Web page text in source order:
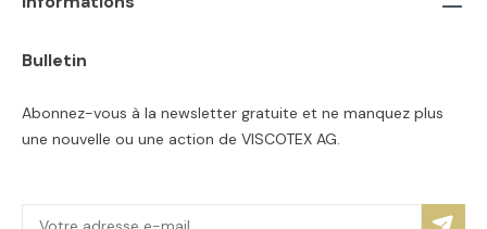
Bulletin
Abonnez-vous à la newsletter gratuite et ne manquez plus
une nouvelle ou une action de VISCOTEX AG.